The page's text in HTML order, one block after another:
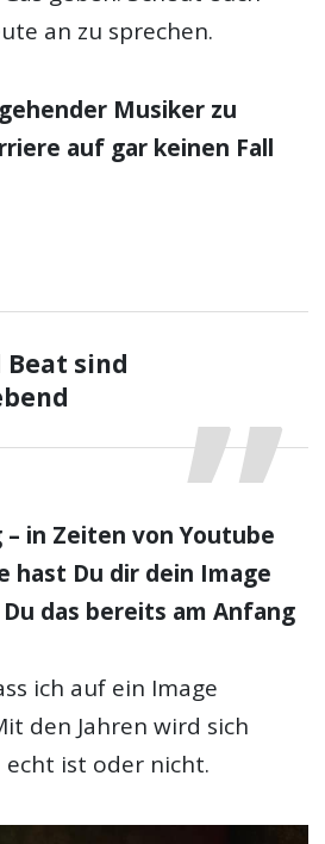
an zu sprechen.
Musiker zu
auf gar keinen Fall
sind
in Zeiten von Youtube
hast Du dir dein Image
das bereits am Anfang
ich auf ein Image
den Jahren wird sich
ist oder nicht.